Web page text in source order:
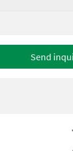
Send